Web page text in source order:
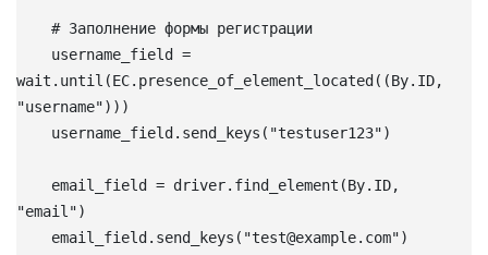
    # Заполнение формы регистрации
wait.until(EC.presence_of_element_located((By.ID,
"username")))
    username_field.send_keys("testuser123")
"email")
    email_field.send_keys("test@example.com")